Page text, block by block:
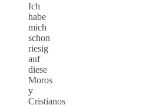
Ich
habe
mich
schon
riesig
auf
diese
Moros
y
Cristianos